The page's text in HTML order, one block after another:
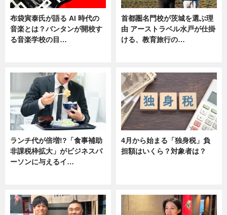
布袋寅泰氏が語る AI 時代の
音楽とは？バンタンが開校す
る音楽学校の目…
首都圏名門校が茨城を選ぶ理
由 アーストラベル水戸が仕掛
ける、教育旅行の…
ランチ代が倍増!?「食事補助
非課税枠拡大」がビジネスパ
ーソンに与えるイ…
4月から始まる「独身税」負
担額はいくら？対象者は？